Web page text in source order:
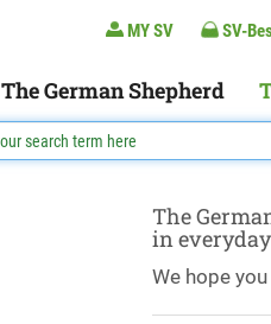
MY SV SV-
The German Shepherd
The
in
We hope